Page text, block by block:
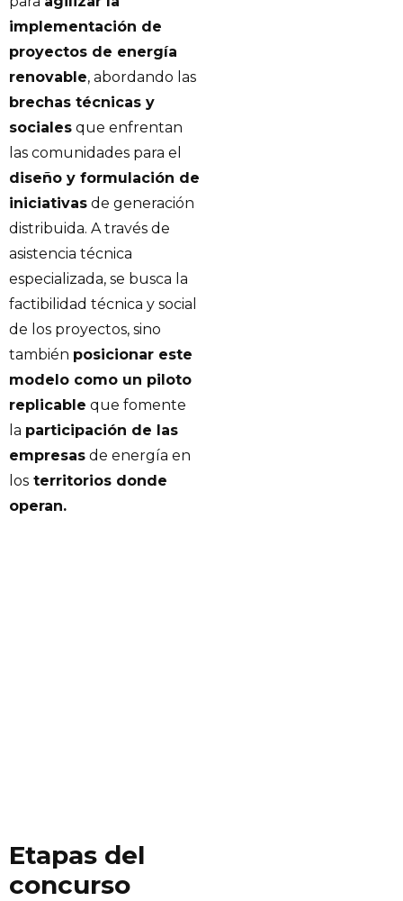
implementación de
proyectos de energía
renovable, abordando las
brechas técnicas y
sociales que enfrentan
las comunidades para el
diseño y formulación de
iniciativas de generación
distribuida. A través de
asistencia técnica
especializada, se busca la
factibilidad técnica y social
de los proyectos, sino
también posicionar este
modelo como un piloto
replicable que fomente
la participación de las
empresas de energía en
los territorios donde
operan.
Etapas del
concurso